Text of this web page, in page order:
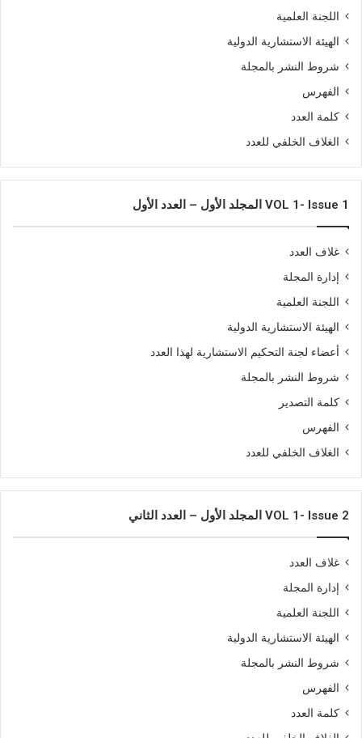
اللجنة العلمية
الهيئة الاستشارية الدولية
شروط النشر بالمجلة
الفهرس
كلمة العدد
الغلاف الخلفي للعدد
VOL 1- Issue 1 المجلد الأول – العدد الأول
غلاف العدد
إدارة المجلة
اللجنة العلمية
الهيئة الاستشارية الدولية
أعضاء لجنة التحكيم الاستشارية لهذا العدد
شروط النشر بالمجلة
كلمة التصدير
الفهرس
الغلاف الخلفي للعدد
VOL 1- Issue 2 المجلد الأول – العدد الثاني
غلاف العدد
إدارة المجلة
اللجنة العلمية
الهيئة الاستشارية الدولية
شروط النشر بالمجلة
الفهرس
كلمة العدد